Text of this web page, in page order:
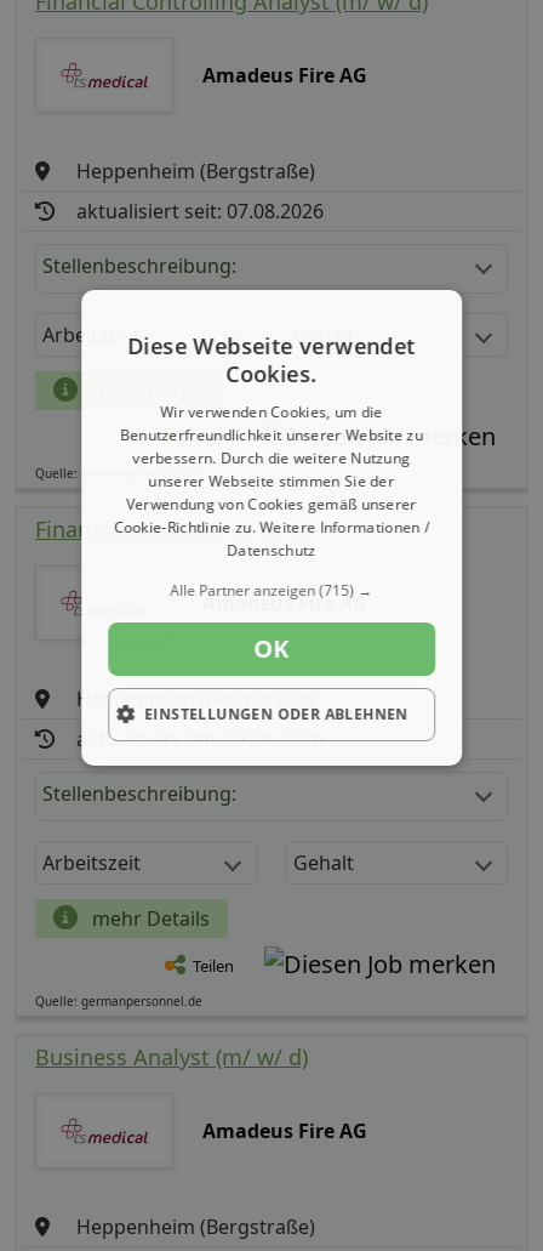
Amadeus Fire AG
Heppenheim (Bergstraße)
aktualisiert seit: 07.08.2026
Stellenbeschreibung:
Arbeitszeit
Teilen
Quelle: germanpersonnel.de
Finanzbuchhalter (m/ w/ d)
Amadeus Fire AG
Heppenheim (Bergstraße)
aktualisiert seit: 07.08.2026
Stellenbeschreibung:
Arbeitszeit Gehalt
mehr Details
Teilen
Quelle: germanpersonnel.de
Business Analyst (m/ w/ d)
Amadeus Fire AG
Heppenheim (Bergstraße)
Diese Webseite verwendet
Cookies.
Wir verwenden Cookies, um die
Benutzerfreundlichkeit unserer Website zu
verbessern. Durch die weitere Nutzung
unserer Webseite stimmen Sie der
Verwendung von Cookies gemäß unserer
Cookie-Richtlinie zu.Weitere Informationen /
Datenschutz
Alle Partner anzeigen(715) →
OK
EINSTELLUNGEN ODER ABLEHNEN